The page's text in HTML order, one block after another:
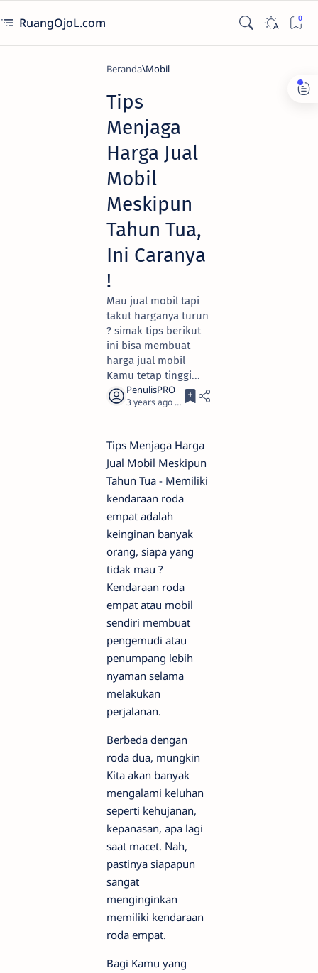
RuangOjoL.com
Beranda Mobil
Tips
Menjaga
Harga Jual
Mobil
Meskipun
Tahun Tua,
Ini Caranya
!
Mau jual mobil tapi
takut harganya turun
? simak tips berikut
ini bisa membuat
harga jual mobil
Kamu tetap tinggi...
3 years ago 3
Tips Menjaga Harga
Jual Mobil Meskipun
Tahun Tua - Memiliki
kendaraan roda
empat adalah
keinginan banyak
orang, siapa yang
tidak mau ?
Kendaraan roda
empat atau mobil
sendiri membuat
pengemudi atau
penumpang lebih
nyaman selama
melakukan
perjalanan.
Berbeda dengan
roda dua, mungkin
Kita akan banyak
mengalami keluhan
seperti kehujanan,
kepanasan, apa lagi
saat macet. Nah,
pastinya siapapun
sangat
menginginkan
memiliki kendaraan
roda empat.
Bagi Kamu yang